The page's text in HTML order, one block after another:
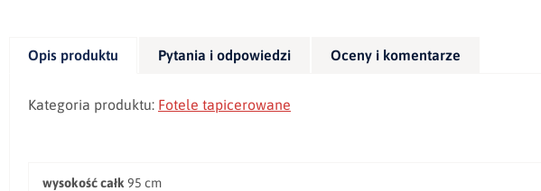
Opis produktu Pytania i odpowiedzi Oceny i komentarze
Kategoria produktu: Fotele tapicerowane
wysokość całk 95 cm